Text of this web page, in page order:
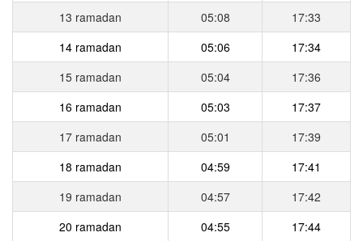
13 ramadan
05:08
17:33
14 ramadan
05:06
17:34
15 ramadan
05:04
17:36
16 ramadan
05:03
17:37
17 ramadan
05:01
17:39
18 ramadan
04:59
17:41
19 ramadan
04:57
17:42
20 ramadan
04:55
17:44